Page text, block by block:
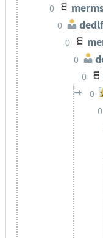
0
0
0
0
0
0
0